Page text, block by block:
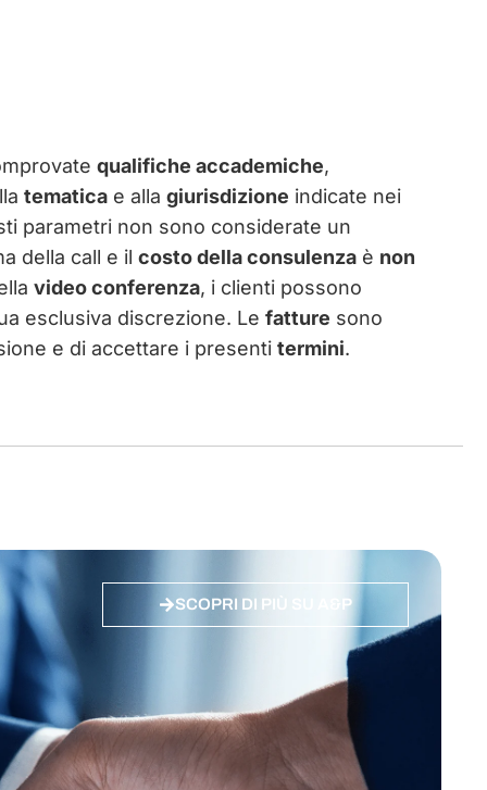
qualifiche accademiche,
tematica e alla giurisdizione indicate nei
parametri non sono considerate un
della call e il costo della consulenza è non
video conferenza, i clienti possono
esclusiva discrezione. Le fatture sono
e di accettare i presenti termini.
SCOPRI DI PIÙ SU A&P